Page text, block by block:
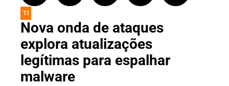
TI
Nova onda de ataques
explora atualizações
legítimas para espalhar
malware